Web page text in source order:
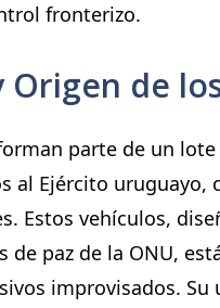
fronterizo.
de
parte de un
al Ejército
Estos vehículos,
de paz de la ONU,
improvisados. Su